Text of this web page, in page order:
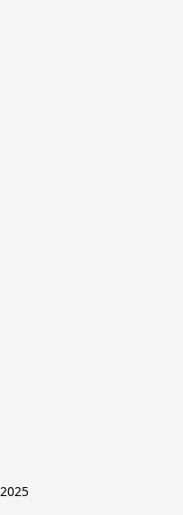
© Компот 2025